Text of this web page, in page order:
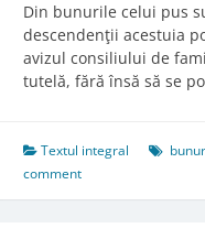
Din bunurile celui pus
descendenţii acestuia
avizul consiliului de
tutelă, fără însă să se
Textul integral
comment